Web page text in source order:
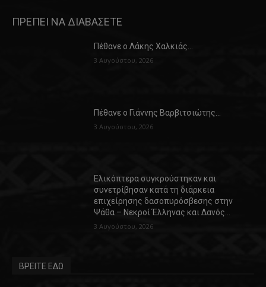
ΠΡΕΠΕΙ ΝΑ ΔΙΑΒΑΣΕΤΕ
Πέθανε ο Λάκης Χαλκιάς…
3 Αυγούστου, 2026
Πέθανε ο Γιάννης Βαρβιτσιώτης…
3 Αυγούστου, 2026
Ελικόπτερα συγκρούστηκαν και
συνετρίβησαν κατά τη διάρκεια
επιχείρησης δασοπυρόσβεσης στην
Ψάθα – Νεκροί Έλληνας και Δανός…
3 Αυγούστου, 2026
ΒΡΕΙΤΕ ΕΔΩ